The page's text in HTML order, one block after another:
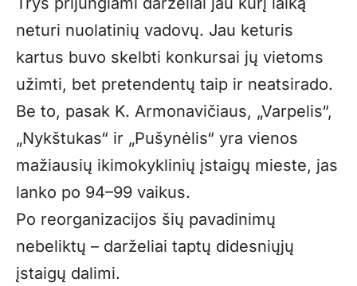
neturi nuolatinių vadovų. Jau keturis
kartus buvo skelbti konkursai jų vietoms
užimti, bet pretendentų taip ir neatsirado.
Be to, pasak K. Armonavičiaus, „Varpelis“,
„Nykštukas“ ir „Pušynėlis“ yra vienos
mažiausių ikimokyklinių įstaigų mieste, jas
lanko po 94–99 vaikus.
Po reorganizacijos šių pavadinimų
nebeliktų – darželiai taptų didesniųjų
įstaigų dalimi.